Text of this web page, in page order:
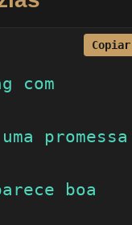
Copiar
com
promessa
boa